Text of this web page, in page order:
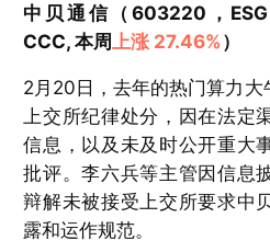
中贝通信（603220，
CCC, 本周 上涨 27.46%）
2月20日，去年的热门算力大
上交所纪律处分，因在法定
信息，以及未及时公开重大
批评。李六兵等主管因信息
辩解未被接受上交所要求中
露和运作规范。